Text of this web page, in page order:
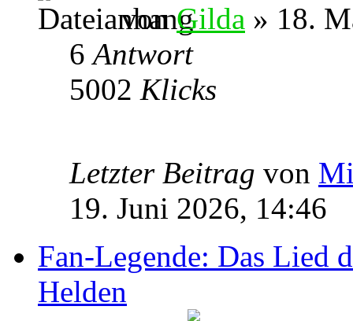
vonGilda » 18.
6Antwort
5002 Klicks
Letzter Beitrag von
19. Juni 2026, 14:46
Fan-Legende: Das Lied
Helden